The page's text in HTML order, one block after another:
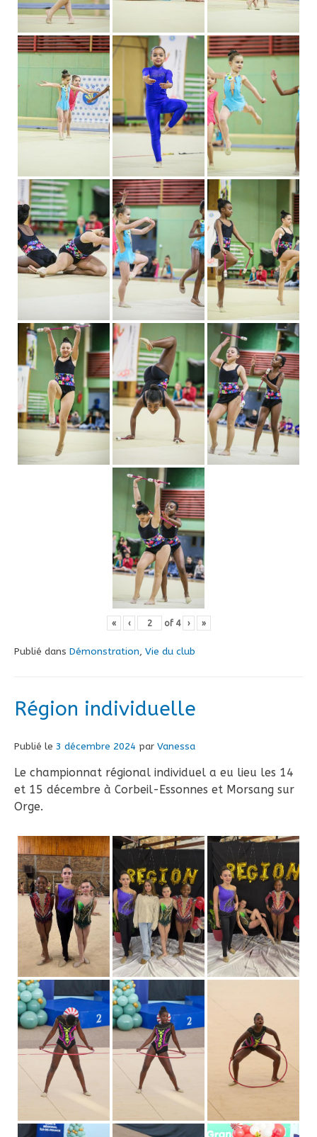
« ‹ of 4 › »
Publié dans Démonstration, Vie du club
Région individuelle
Publié le 3 décembre 2024 par Vanessa
Le championnat régional individuel a eu lieu les 14
et 15 décembre à Corbeil-Essonnes et Morsang sur
Orge.